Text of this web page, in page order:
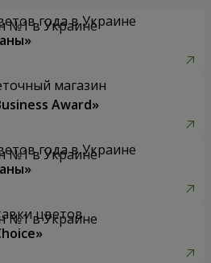
года в Украине
магазин
Award»
года в Украине
цветов